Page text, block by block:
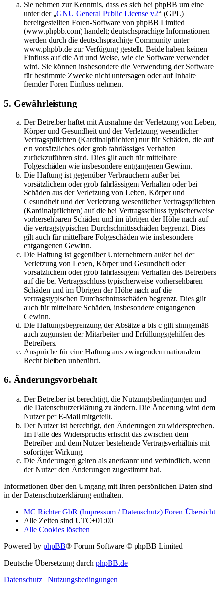
Sie nehmen zur Kenntnis, dass es sich bei phpBB um eine
unter der „GNU General Public License v2“ (GPL)
bereitgestellten Foren-Software von phpBB Limited
(www.phpbb.com) handelt; deutschsprachige Informationen
werden durch die deutschsprachige Community unter
www.phpbb.de zur Verfügung gestellt. Beide haben keinen
Einfluss auf die Art und Weise, wie die Software verwendet
wird. Sie können insbesondere die Verwendung der Software
für bestimmte Zwecke nicht untersagen oder auf Inhalte
fremder Foren Einfluss nehmen.
5. Gewährleistung
Der Betreiber haftet mit Ausnahme der Verletzung von Leben,
Körper und Gesundheit und der Verletzung wesentlicher
Vertragspflichten (Kardinalpflichten) nur für Schäden, die auf
ein vorsätzliches oder grob fahrlässiges Verhalten
zurückzuführen sind. Dies gilt auch für mittelbare
Folgeschäden wie insbesondere entgangenen Gewinn.
Die Haftung ist gegenüber Verbrauchern außer bei
vorsätzlichem oder grob fahrlässigem Verhalten oder bei
Schäden aus der Verletzung von Leben, Körper und
Gesundheit und der Verletzung wesentlicher Vertragspflichten
(Kardinalpflichten) auf die bei Vertragsschluss typischerweise
vorhersehbaren Schäden und im übrigen der Höhe nach auf
die vertragstypischen Durchschnittsschäden begrenzt. Dies
gilt auch für mittelbare Folgeschäden wie insbesondere
entgangenen Gewinn.
Die Haftung ist gegenüber Unternehmern außer bei der
Verletzung von Leben, Körper und Gesundheit oder
vorsätzlichem oder grob fahrlässigem Verhalten des Betreibers
auf die bei Vertragsschluss typischerweise vorhersehbaren
Schäden und im Übrigen der Höhe nach auf die
vertragstypischen Durchschnittsschäden begrenzt. Dies gilt
auch für mittelbare Schäden, insbesondere entgangenen
Gewinn.
Die Haftungsbegrenzung der Absätze a bis c gilt sinngemäß
auch zugunsten der Mitarbeiter und Erfüllungsgehilfen des
Betreibers.
Ansprüche für eine Haftung aus zwingendem nationalem
Recht bleiben unberührt.
6. Änderungsvorbehalt
Der Betreiber ist berechtigt, die Nutzungsbedingungen und
die Datenschutzerklärung zu ändern. Die Änderung wird dem
Nutzer per E-Mail mitgeteilt.
Der Nutzer ist berechtigt, den Änderungen zu widersprechen.
Im Falle des Widerspruchs erlischt das zwischen dem
Betreiber und dem Nutzer bestehende Vertragsverhältnis mit
sofortiger Wirkung.
Die Änderungen gelten als anerkannt und verbindlich, wenn
der Nutzer den Änderungen zugestimmt hat.
Informationen über den Umgang mit Ihren persönlichen Daten sind
in der Datenschutzerklärung enthalten.
MC Richter GbR (Impressum / Datenschutz) Foren-Übersicht
Alle Zeiten sind UTC+01:00
Alle Cookies löschen
Powered by phpBB® Forum Software © phpBB Limited
Deutsche Übersetzung durch phpBB.de
Datenschutz | Nutzungsbedingungen